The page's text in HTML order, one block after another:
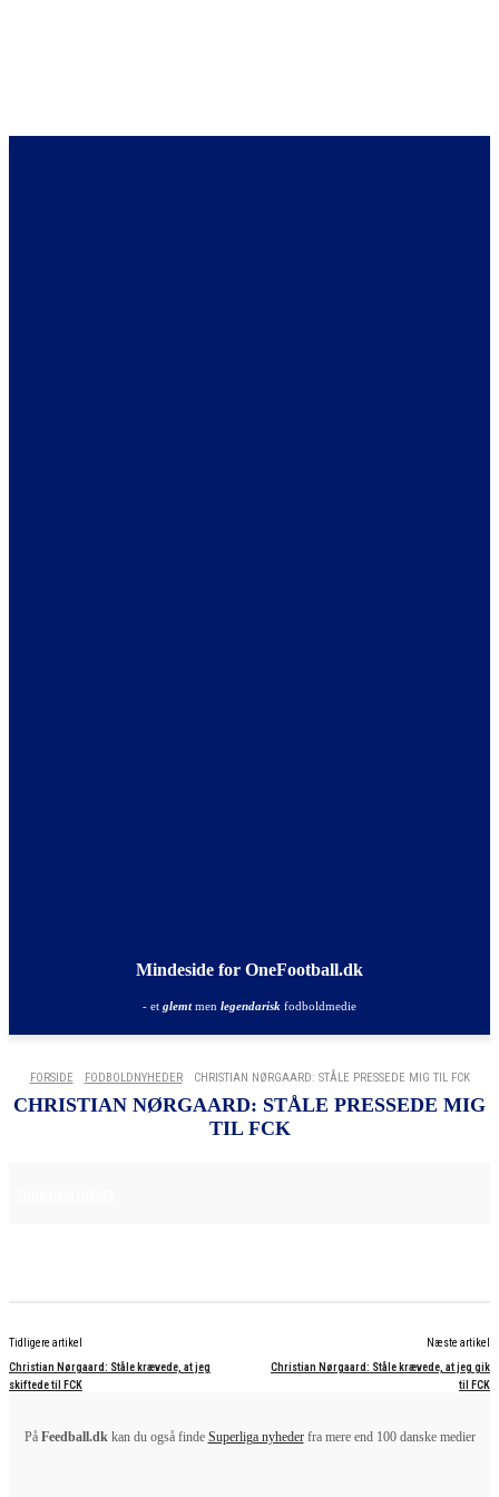
Mindeside for OneFootball.dk
- et glemtmen legendarisk fodboldmedie
FORSIDE FODBOLDNYHEDER CHRISTIAN NØRGAARD: STÅLE PRESSEDE MIG TIL FCK
CHRISTIAN NØRGAARD: STÅLE PRESSEDE MIG
TIL FCK
Tidligere artikel
Christian Nørgaard: Ståle krævede, at jeg
skiftede til FCK
Næste artikel
Christian Nørgaard: Ståle krævede, at jeg gik
til FCK
På Feedball.dkkan du også finde Superliga nyhederfra mere end 100 danske medier